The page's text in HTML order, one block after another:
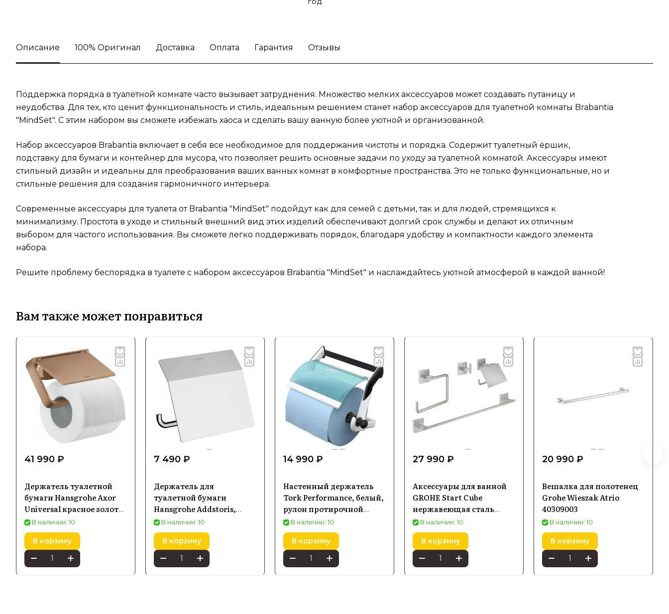
долгий срок службы и делают их отличным
элемента набора. Решите проблему
беспорядка в туалете с набором аксессуаров
Brabantia "MindSet" и наслаждайтесь уютной
Описание 100% Оригинал Доставка Оплата Гарантия Отзывы
Поддержка порядка в туалетной комнате часто вызывает затруднения. Множество мелких аксессуаров может создавать путаницу и
неудобства. Для тех, кто ценит функциональность и стиль, идеальным решением станет набор аксессуаров для туалетной комнаты Brabantia
"MindSet". С этим набором вы сможете избежать хаоса и сделать вашу ванную более уютной и организованной.
Набор аксессуаров Brabantia включает в себя все необходимое для поддержания чистоты и порядка. Содержит туалетный ёршик,
подставку для бумаги и контейнер для мусора, что позволяет решить основные задачи по уходу за туалетной комнатой. Аксессуары имеют
стильный дизайн и идеальны для преобразования ваших ванных комнат в комфортные пространства. Это не только функциональные, но и
стильные решения для создания гармоничного интерьера.
Современные аксессуары для туалета от Brabantia "MindSet" подойдут как для семей с детьми, так и для людей, стремящихся к
минимализму. Простота в уходе и стильный внешний вид этих изделий обеспечивают долгий срок службы и делают их отличным
выбором для частого использования. Вы сможете легко поддерживать порядок, благодаря удобству и компактности каждого элемента
набора.
Решите проблему беспорядка в туалете с набором аксессуаров Brabantia "MindSet" и наслаждайтесь уютной атмосферой в каждой ванной!
Вам также может понравиться
41 990 ₽
Держатель туалетной
бумаги Hansgrohe Axor
Universal красное золото
шлифованное 42836310
В наличии: 10
В корзину
7 490 ₽
Держатель для
туалетной бумаги
Hansgrohe Addstoris,
хром 41753000
В наличии: 10
В корзину
14 990 ₽
Настенный держатель
Tork Performance, белый,
рулон протирочной
ткани,
комбинированный
(652100)
В наличии: 10
В корзину
27 990 ₽
Аксессуары для ванной
GROHE Start Cube
нержавеющая сталь
41115DC0
В наличии: 10
В корзину
20 990 ₽
Вешалка для полотенец
Grohe Wieszak Atrio
40309003
В наличии: 10
В корзину